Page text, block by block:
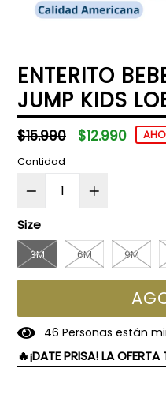
ENTERITO
JUMP KIDS
Precio
habitual
$15.990 $12.990
Cantidad
Size
3M 6M 9M
46 Personas están
🔥¡DATE PRISA! LA